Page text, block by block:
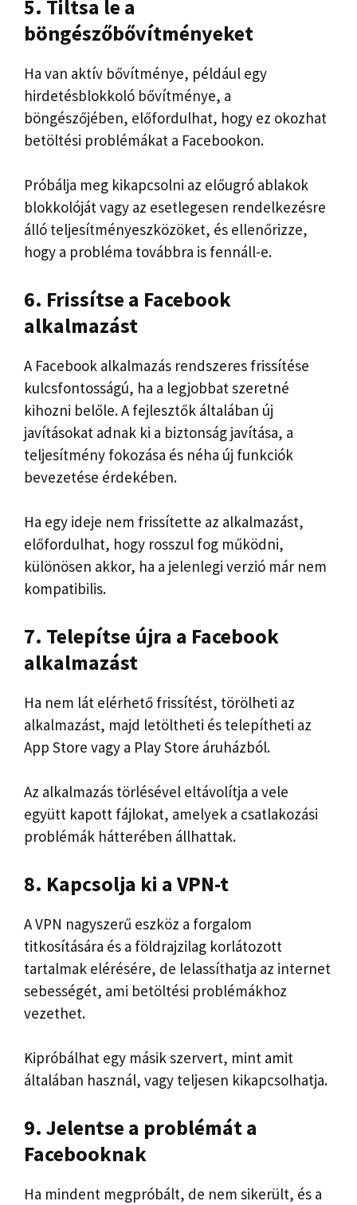
5. Tiltsa le a
böngészőbővítményeket
Ha van aktív bővítménye, például egy
hirdetésblokkoló bővítménye, a
böngészőjében, előfordulhat, hogy ez okozhat
betöltési problémákat a Facebookon.
Próbálja meg kikapcsolni az előugró ablakok
blokkolóját vagy az esetlegesen rendelkezésre
álló teljesítményeszközöket, és ellenőrizze,
hogy a probléma továbbra is fennáll-e.
6. Frissítse a Facebook
alkalmazást
A Facebook alkalmazás rendszeres frissítése
kulcsfontosságú, ha a legjobbat szeretné
kihozni belőle. A fejlesztők általában új
javításokat adnak ki a biztonság javítása, a
teljesítmény fokozása és néha új funkciók
bevezetése érdekében.
Ha egy ideje nem frissítette az alkalmazást,
előfordulhat, hogy rosszul fog működni,
különösen akkor, ha a jelenlegi verzió már nem
kompatibilis.
7. Telepítse újra a Facebook
alkalmazást
Ha nem lát elérhető frissítést, törölheti az
alkalmazást, majd letöltheti és telepítheti az
App Store vagy a Play Store áruházból.
Az alkalmazás törlésével eltávolítja a vele
együtt kapott fájlokat, amelyek a csatlakozási
problémák hátterében állhattak.
8. Kapcsolja ki a VPN-t
A VPN nagyszerű eszköz a forgalom
titkosítására és a földrajzilag korlátozott
tartalmak elérésére, de lelassíthatja az internet
sebességét, ami betöltési problémákhoz
vezethet.
Kipróbálhat egy másik szervert, mint amit
általában használ, vagy teljesen kikapcsolhatja.
9. Jelentse a problémát a
Facebooknak
Ha mindent megpróbált, de nem sikerült, és a